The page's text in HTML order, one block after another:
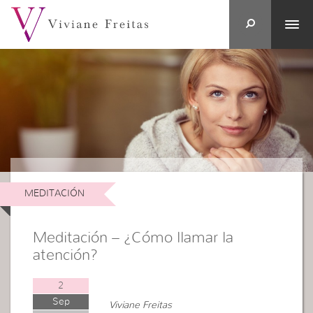
MEDITACIÓN
Meditación – ¿Cómo llamar la
atención?
2
Sep
Viviane Freitas